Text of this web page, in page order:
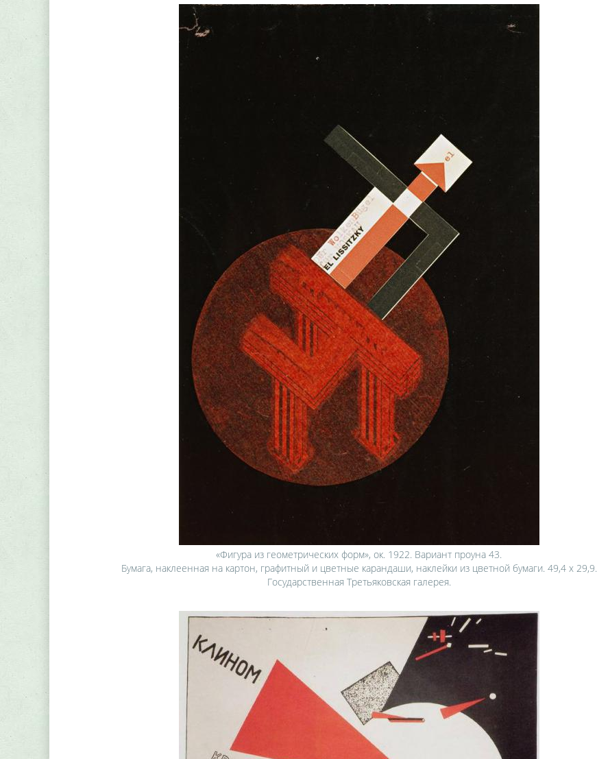
«Фигура из геометрических форм», ок. 1922. Вариант проуна 43.
Бумага, наклеенная на картон, графитный и цветные карандаши, наклейки из цветной бумаги. 49,4 х 29,9.
Государственная Третьяковская галерея.